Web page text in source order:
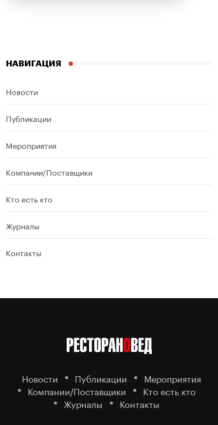
НАВИГАЦИЯ
Новости
Публикации
Мероприятия
Компании/Поставщики
Кто есть кто
Журналы
Контакты
Новости Публикации
Мероприятия
Компании/Поставщики
Кто есть кто
Журналы
Контакты